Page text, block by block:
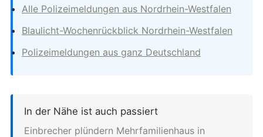
Alle Polizeimeldungen aus Nordrhein-Westfalen
Blaulicht-Wochenrückblick Nordrhein-Westfalen
Polizeimeldungen aus ganz Deutschland
In der Nähe ist auch passiert
Einbrecher plündern Mehrfamilienhaus in